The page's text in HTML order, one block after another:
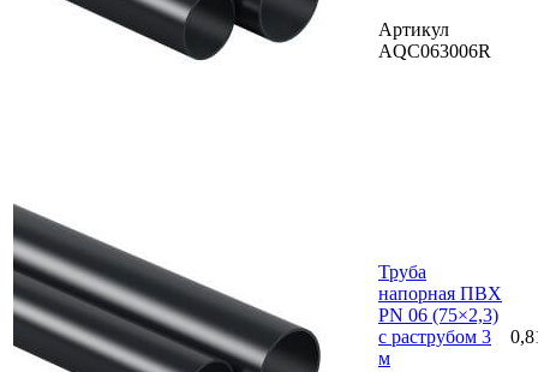
Артикул
AQC063006R
Труба
напорная ПВХ
PN 06 (75×2,3)
с раструбом 3
м